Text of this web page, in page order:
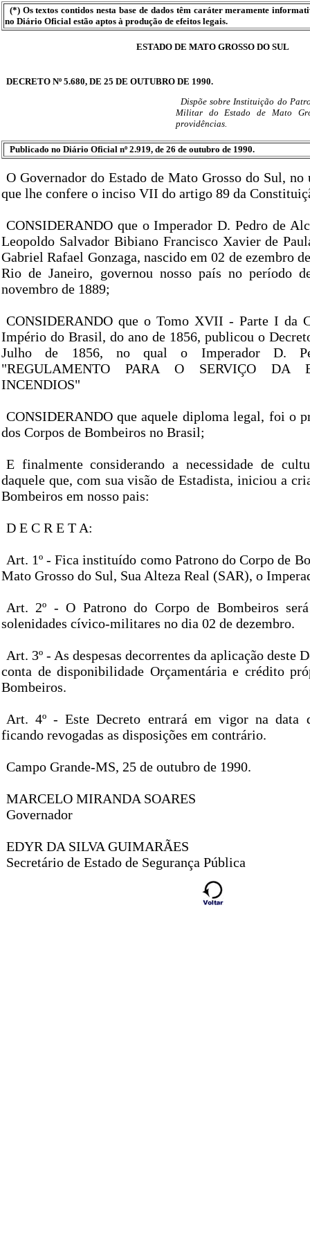
(*) Os textos contidos nesta base de dados têm caráter meramente
no Diário Oficial estão aptos à produção de efeitos legais.
ESTADO DE MATO GROSSO DO SUL
DECRETO Nº 5.680, DE 25 DE OUTUBRO DE 1990.
Dispõe sobre Instituição do
Militar do Estado de Mato
providências.
Publicado no Diário Oficial nº 2.919, de 26 de outubro de 1990.
O Governador do Estado de Mato Grosso do Sul, no
que lhe confere o inciso VII do artigo 89 da
CONSIDERANDO que o Imperador D. Pedro de
Leopoldo Salvador Bibiano Francisco Xavier de
Gabriel Rafael Gonzaga, nascido em 02 de ezembro
Rio de Janeiro, governou nosso país no período
novembro de 1889;
CONSIDERANDO que o Tomo XVII - Parte I da
Império do Brasil, do ano de 1856, publicou o
Julho de 1856, no qual o Imperador D.
"REGULAMENTO PARA O SERVIÇO DA
INCENDIOS"
CONSIDERANDO que aquele diploma legal, foi o
dos Corpos de Bombeiros no Brasil;
E finalmente considerando a necessidade de
daquele que, com sua visão de Estadista, iniciou a
Bombeiros em nosso pais:
D E C R E T A:
Art. 1º - Fica instituído como Patrono do Corpo de
Mato Grosso do Sul, Sua Alteza Real (SAR), o
Art. 2º - O Patrono do Corpo de Bombeiros
solenidades cívico-militares no dia 02 de dezembro.
Art. 3º - As despesas decorrentes da aplicação deste
conta de disponibilidade Orçamentária e crédito
Bombeiros.
Art. 4º - Este Decreto entrará em vigor na data
ficando revogadas as disposições em contrário.
Campo Grande-MS, 25 de outubro de 1990.
MARCELO MIRANDA SOARES
Governador
EDYR DA SILVA GUIMARÃES
Secretário de Estado de Segurança Pública